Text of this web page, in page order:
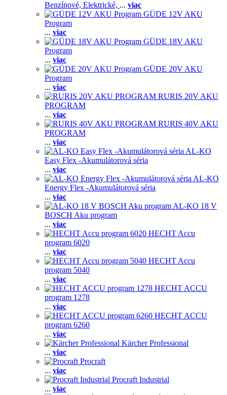
Benzínové, Elektrické, ... viac
GÜDE 12V AKU
Program
... viac
GÜDE 18V AKU
Program
... viac
GÜDE 20V AKU
Program
... viac
RURIS 20V AKU
PROGRAM
... viac
RURIS 40V AKU
PROGRAM
... viac
AL-KO
Easy Flex -Akumulátorová séria
... viac
AL-KO
Energy Flex -Akumulátorová séria
... viac
AL-KO 18 V
BOSCH Aku program
... viac
HECHT Accu
program 6020
... viac
HECHT Accu
program 5040
... viac
HECHT ACCU
program 1278
... viac
HECHT ACCU
program 6260
... viac
Kärcher Professional
... viac
Procraft
... viac
Procraft Industrial
... viac